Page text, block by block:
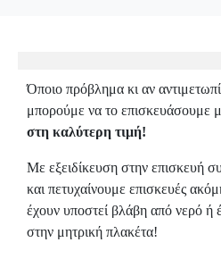
Όποιο πρόβλημα κι αν
μπορούμε να το επισκευάσουμε
στη καλύτερη τιμή!
Με εξειδίκευση στην επισκευή
και πετυχαίνουμε επισκευές
έχουν υποστεί βλάβη από νερό ή
στην μητρική πλακέτα!